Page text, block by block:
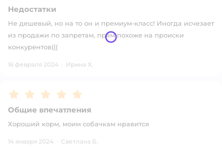
Недостатки
Не дешевый, но на то он и премиум-класс! Иногда исчезает
из продажи по запретам, прям похоже на происки
конкурентов(((
16 февраля 2024 · Ирина Х.
Рейтинг:5
Общие впечатления
Хороший корм, моим собачкам нравится
14 января 2024 · Светлана Б.